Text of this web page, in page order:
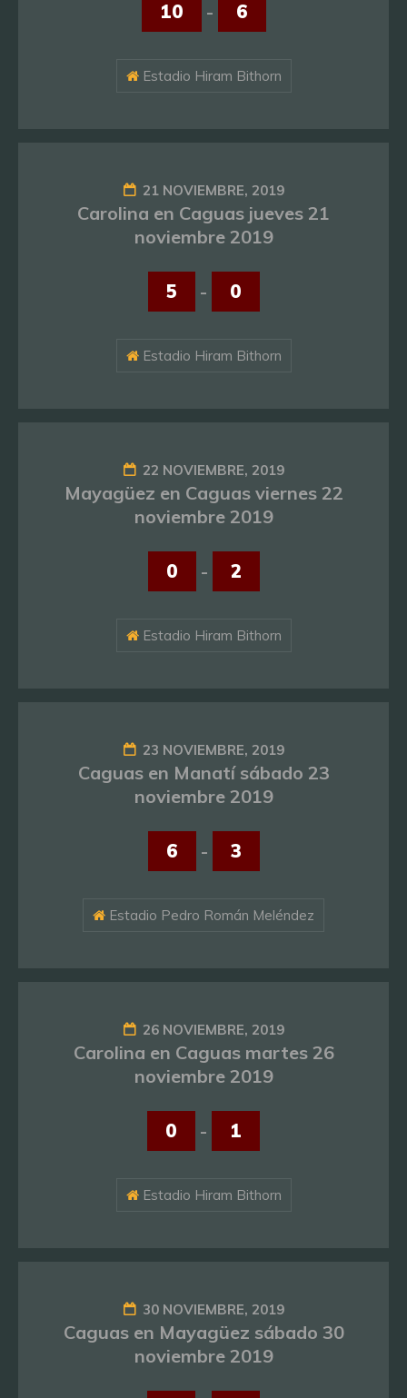
10 - 6
Estadio Hiram Bithorn
21 NOVIEMBRE, 2019
Carolina en Caguas jueves 21
noviembre 2019
5 - 0
Estadio Hiram Bithorn
22 NOVIEMBRE, 2019
Mayagüez en Caguas viernes 22
noviembre 2019
0 - 2
Estadio Hiram Bithorn
23 NOVIEMBRE, 2019
Caguas en Manatí sábado 23
noviembre 2019
6 - 3
Estadio Pedro Román Meléndez
26 NOVIEMBRE, 2019
Carolina en Caguas martes 26
noviembre 2019
0 - 1
Estadio Hiram Bithorn
30 NOVIEMBRE, 2019
Caguas en Mayagüez sábado 30
noviembre 2019